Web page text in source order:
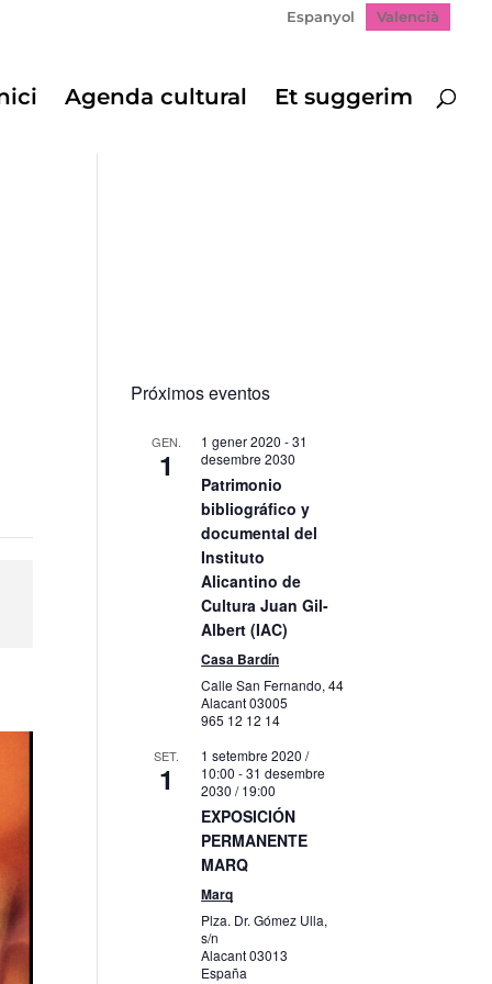
Espanyol Valencià
Agenda cultural Et suggerim
Próximos eventos
GEN.
1
1 gener 2020 -31
desembre 2030
Patrimonio
bibliográfico y
documental del
Instituto
Alicantino de
Cultura Juan Gil-
Albert (IAC)
Casa Bardín
Calle San Fernando, 44
Alacant03005
965 12 12 14
SET.
1
1 setembre 2020 /
10:00 -31 desembre
2030 / 19:00
EXPOSICIÓN
PERMANENTE
MARQ
Marq
Plza. Dr. Gómez Ulla,
s/n
Alacant03013
España